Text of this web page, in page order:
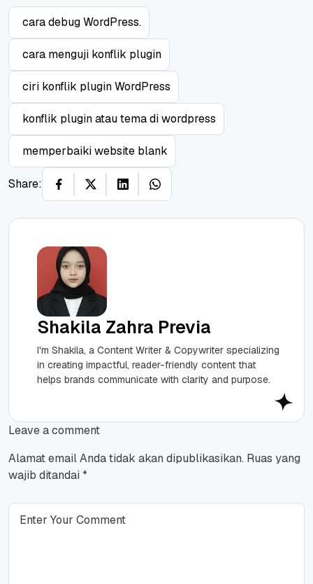
cara debug WordPress.
cara menguji konflik plugin
ciri konflik plugin WordPress
konflik plugin atau tema di wordpress
memperbaiki website blank
Share:
Shakila Zahra Previa
I'm Shakila, a Content Writer & Copywriter specializing
in creating impactful, reader-friendly content that
helps brands communicate with clarity and purpose.
Leave a comment
Alamat email Anda tidak akan dipublikasikan. Ruas yang
wajib ditandai *